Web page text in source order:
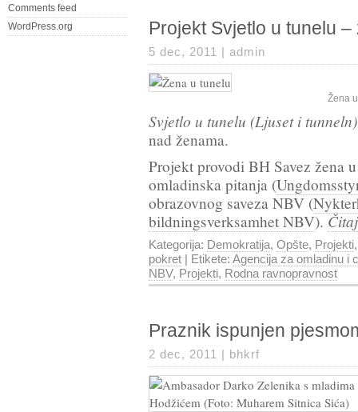
Comments feed
WordPress.org
Projekt Svjetlo u tunelu
5 dec, 2011 | admin
Žena
Svjetlo u tunelu (Ljuset i tunneln)
nad ženama.
Projekt provodi BH Savez žena
omladinska pitanja (
obrazovnog saveza NBV (
bildningsverksamhet NBV).
Kategorija: Demokratija, Opšte, Projekti
pokret | Etikete: Agencija za omladinu i
NBV, Projekti, Rodna ravnopravnost
Praznik ispunjen
2 dec, 2011 | bhkrf